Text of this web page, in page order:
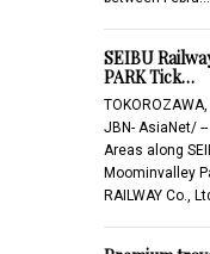
SEIBU
PARK Tick…
JBN- AsiaNet/
Areas along
Moominvalley
RAILWAY Co.,